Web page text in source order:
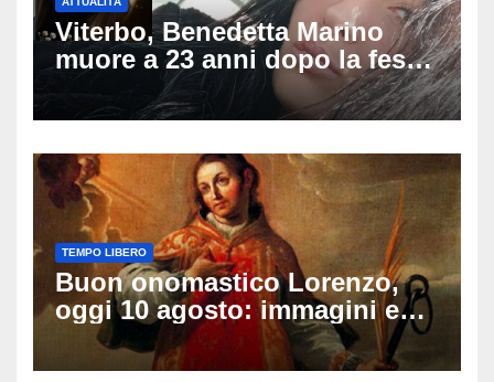
Viterbo, Benedetta Marino
muore a 23 anni dopo la festa
di compleanno: trovata senza
vita nell’ex consorzio, è giallo
TEMPO LIBERO
Buon onomastico Lorenzo,
oggi 10 agosto: immagini e
gif di auguri da condividere
sui social